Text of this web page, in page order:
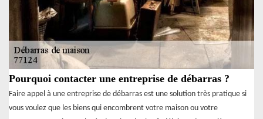
Pourquoi contacter une entreprise de débarras ?
Faire appel à une entreprise de débarras est une solution très pratique si
vous voulez que les biens qui encombrent votre maison ou votre